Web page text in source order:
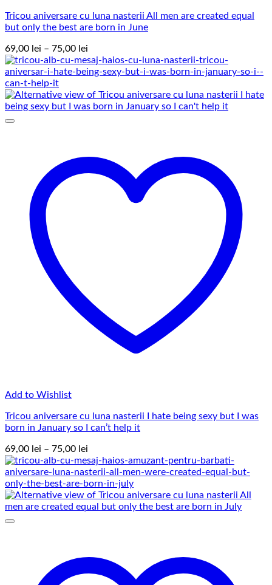
Tricou aniversare cu luna nasterii All men are created equal
but only the best are born in June
69,00 lei – 75,00 lei
de
prețuri:
până
la
Add to Wishlist
Tricou aniversare cu luna nasterii I hate being sexy but I was
born in January so I can’t help it
69,00 lei – 75,00 lei
de
prețuri:
69,00 lei
până
la